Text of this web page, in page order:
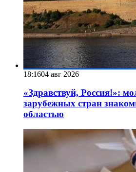
18:1604 авг 2026
«Здравствуй, Россия!»:
зарубежных стран
областью